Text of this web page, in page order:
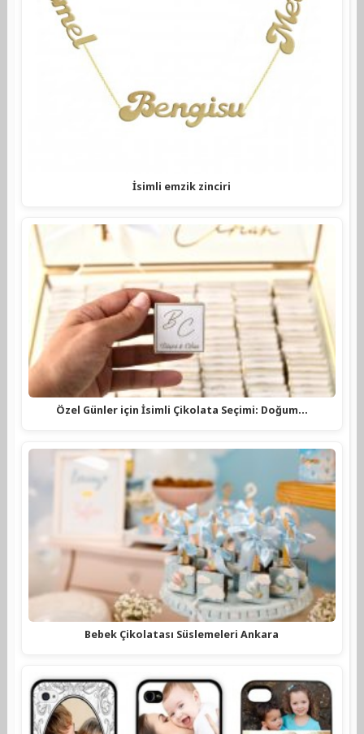
İsimli emzik zinciri
Özel Günler için İsimli Çikolata Seçimi: Doğum…
Bebek Çikolatası Süslemeleri Ankara